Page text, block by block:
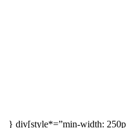
div[style*=”min-width: